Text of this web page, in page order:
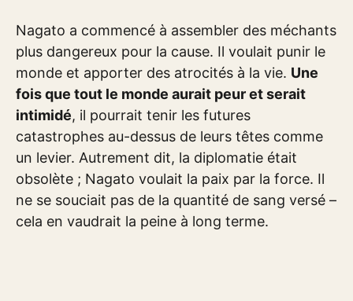
Nagato a commencé à assembler des méchants
plus dangereux pour la cause. Il voulait punir le
monde et apporter des atrocités à la vie. Une
fois que tout le monde aurait peur et serait
intimidé, il pourrait tenir les futures
catastrophes au-dessus de leurs têtes comme
un levier. Autrement dit, la diplomatie était
obsolète ; Nagato voulait la paix par la force. Il
ne se souciait pas de la quantité de sang versé –
cela en vaudrait la peine à long terme.